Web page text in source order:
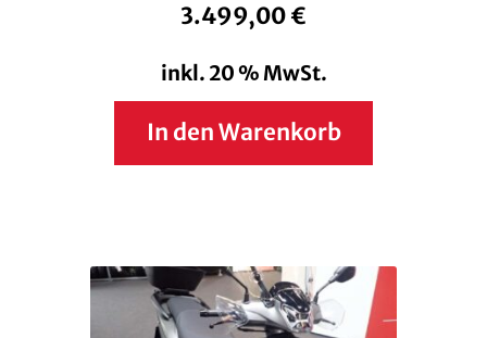
3.499,00€
inkl. 20 % MwSt.
In den Warenkorb